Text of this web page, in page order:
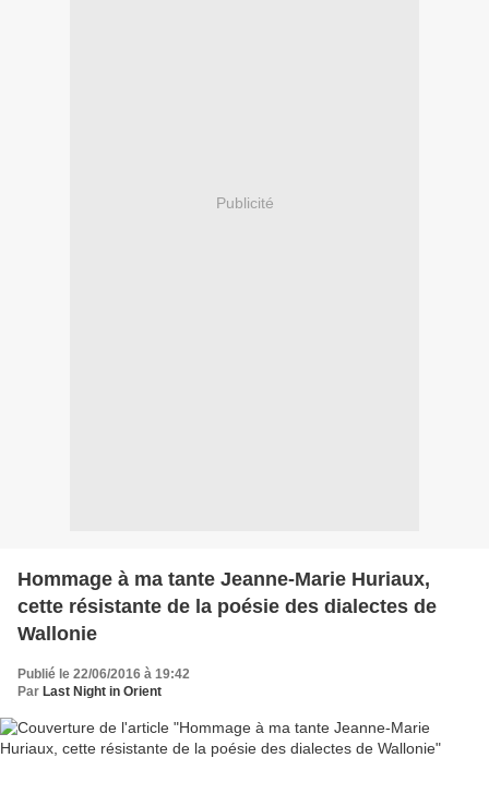
Publicité
Hommage à ma tante Jeanne-Marie Huriaux,
cette résistante de la poésie des dialectes de
Wallonie
Publié le 22/06/2016 à 19:42
Par Last Night in Orient